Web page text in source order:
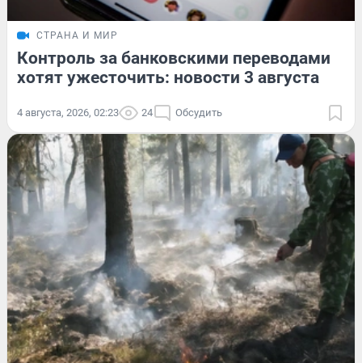
СТРАНА И МИР
Контроль за банковскими переводами
хотят ужесточить: новости 3 августа
4 августа, 2026, 02:23 24 Обсудить